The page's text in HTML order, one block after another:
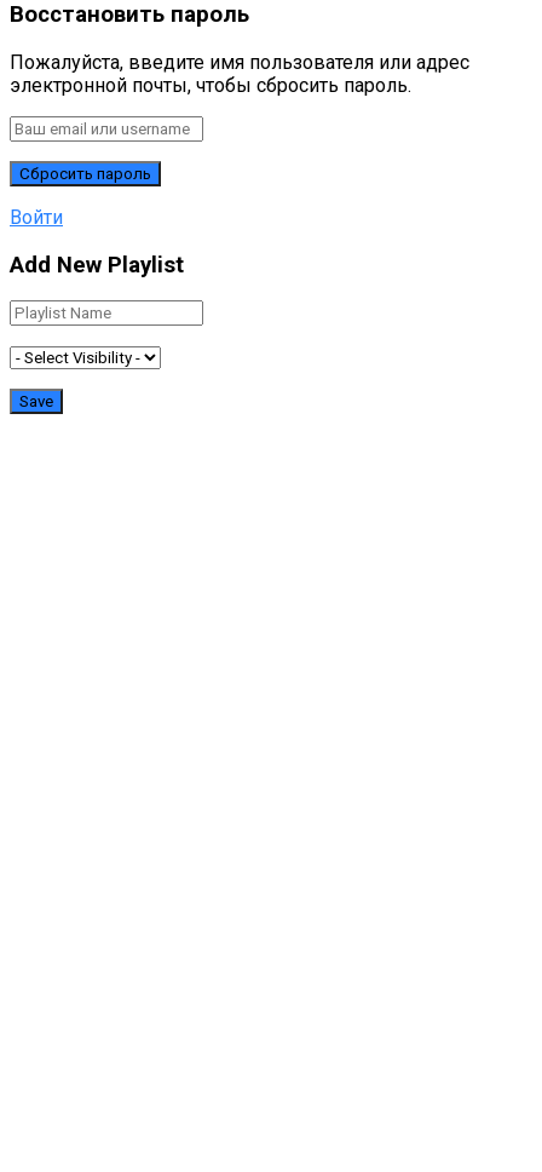
Восстановить пароль
Пожалуйста, введите имя пользователя или адрес
электронной почты, чтобы сбросить пароль.
Войти
Add New Playlist